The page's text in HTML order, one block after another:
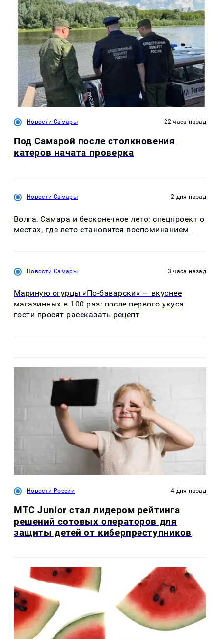
Новости Самары 22 часа назад
Под Самарой после столкновения
катеров начата проверка
Новости Самары 2 дня назад
Волга, Самара и бесконечное лето: спецпроект о
местах, где лето становится воспоминанием
Новости Самары 3 часа назад
Мариную огурцы «По-баварски» — вкуснее
магазинных в 100 раз: после первого укуса
гости просят рассказать рецепт
Новости России 4 дня назад
МТС Junior стал лидером рейтинга
решений сотовых операторов для
защиты детей от киберпреступников